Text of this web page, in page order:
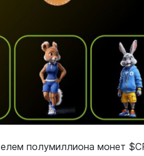
полумиллиона монет